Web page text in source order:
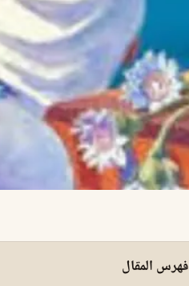
فهرس المقال